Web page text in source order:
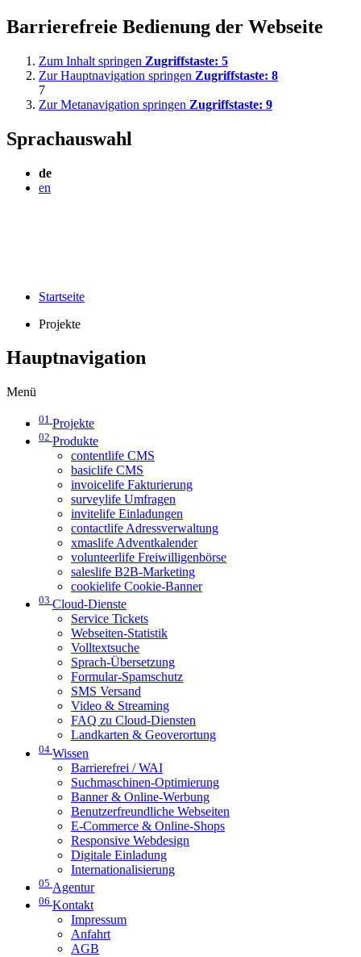
Barrierefreie Bedienung der Webseite
Zum Inhalt springen Zugriffstaste: 5
Zur Hauptnavigation springen Zugriffstaste: 8
7
Zur Metanavigation springen Zugriffstaste: 9
Sprachauswahl
de
en
Startseite
Projekte
Hauptnavigation
Menü
01 Projekte
02 Produkte
contentlife CMS
basiclife CMS
invoicelife Fakturierung
surveylife Umfragen
invitelife Einladungen
contactlife Adressverwaltung
xmaslife Adventkalender
volunteerlife Freiwilligenbörse
saleslife B2B-Marketing
cookielife Cookie-Banner
03 Cloud-Dienste
Service Tickets
Webseiten-Statistik
Volltextsuche
Sprach-Übersetzung
Formular-Spamschutz
SMS Versand
Video & Streaming
FAQ zu Cloud-Diensten
Landkarten & Geoverortung
04 Wissen
Barrierefrei / WAI
Suchmaschinen-Optimierung
Banner & Online-Werbung
Benutzerfreundliche Webseiten
E-Commerce & Online-Shops
Responsive Webdesign
Digitale Einladung
Internationalisierung
05 Agentur
06 Kontakt
Impressum
Anfahrt
AGB